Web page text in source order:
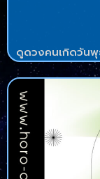
ดูดวงคนเกิดวัน